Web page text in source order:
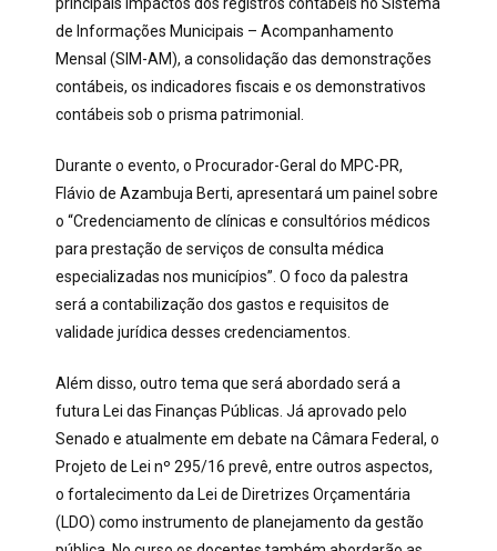
de Informações Municipais – Acompanhamento
Mensal (SIM-AM), a consolidação das demonstrações
contábeis, os indicadores fiscais e os demonstrativos
contábeis sob o prisma patrimonial.
Durante o evento, o Procurador-Geral do MPC-PR,
Flávio de Azambuja Berti, apresentará um painel sobre
o “Credenciamento de clínicas e consultórios médicos
para prestação de serviços de consulta médica
especializadas nos municípios”. O foco da palestra
será a contabilização dos gastos e requisitos de
validade jurídica desses credenciamentos.
Além disso, outro tema que será abordado será a
futura Lei das Finanças Públicas. Já aprovado pelo
Senado e atualmente em debate na Câmara Federal, o
Projeto de Lei nº 295/16 prevê, entre outros aspectos,
o fortalecimento da Lei de Diretrizes Orçamentária
(LDO) como instrumento de planejamento da gestão